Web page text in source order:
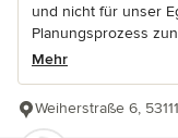
und nicht für unser
Planungsprozess
Mehr
Weiherstraße 6,